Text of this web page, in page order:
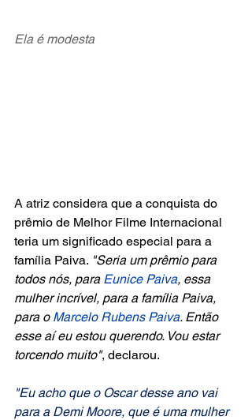
Ela é modesta
A atriz considera que a conquista do
prêmio de Melhor Filme Internacional
teria um significado especial para a
família Paiva. "Seria um prêmio para
todos nós, para Eunice Paiva, essa
mulher incrível, para a família Paiva,
para o Marcelo Rubens Paiva. Então
esse aí eu estou querendo. Vou estar
torcendo muito", declarou.
"Eu acho que o Oscar desse ano vai
para a Demi Moore, que é uma mulher